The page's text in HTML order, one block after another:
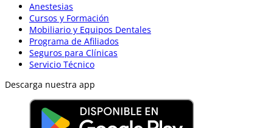
Anestesias
Cursos y Formación
Mobiliario y Equipos Dentales
Programa de Afiliados
Seguros para Clínicas
Servicio Técnico
Descarga nuestra app